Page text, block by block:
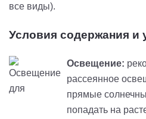
все виды).
Условия содержания и
Освещение:
рассеянное
прямые
попадать на